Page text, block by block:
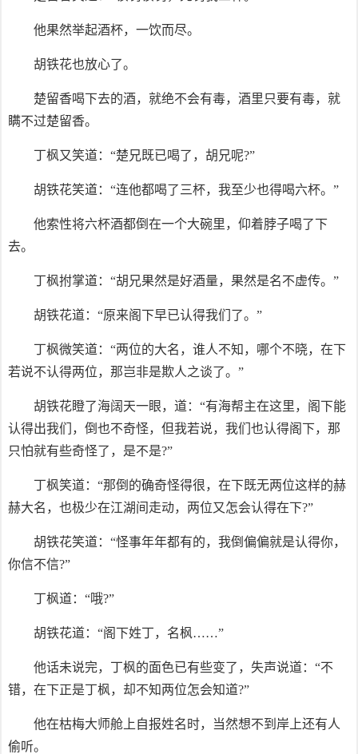
他果然举起酒杯，一饮而尽。
胡铁花也放心了。
楚留香喝下去的酒，就绝不会有毒，酒里只要有毒，就
瞒不过楚留香。
丁枫又笑道：“楚兄既已喝了，胡兄呢?”
胡铁花笑道：“连他都喝了三杯，我至少也得喝六杯。”
他索性将六杯酒都倒在一个大碗里，仰着脖子喝了下
去。
丁枫拊掌道：“胡兄果然是好酒量，果然是名不虚传。”
胡铁花道：“原来阁下早已认得我们了。”
丁枫微笑道：“两位的大名，谁人不知，哪个不晓，在下
若说不认得两位，那岂非是欺人之谈了。”
胡铁花瞪了海阔天一眼，道：“有海帮主在这里，阁下能
认得出我们，倒也不奇怪，但我若说，我们也认得阁下，那
只怕就有些奇怪了，是不是?”
丁枫笑道：“那倒的确奇怪得很，在下既无两位这样的赫
赫大名，也极少在江湖间走动，两位又怎会认得在下?”
胡铁花笑道：“怪事年年都有的，我倒偏偏就是认得你，
你信不信?”
丁枫道：“哦?”
胡铁花道：“阁下姓丁，名枫……”
他话未说完，丁枫的面色已有些变了，失声说道：“不
错，在下正是丁枫，却不知两位怎会知道?”
他在枯梅大师舱上自报姓名时，当然想不到岸上还有人
偷听。